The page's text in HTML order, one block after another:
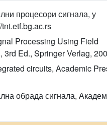
процесори сигнала, у
Processing Using Field
3rd Ed., Springer Verlag,
circuits, Academic
обрада сигнала,